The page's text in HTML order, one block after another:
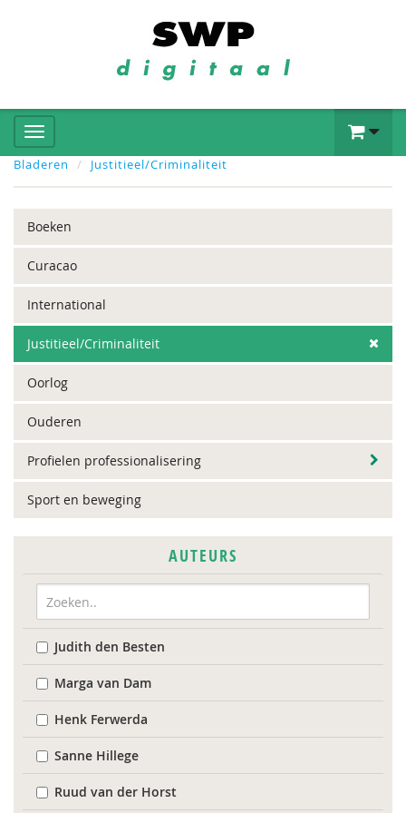
Bladeren Justitieel/Criminaliteit
Boeken
Curacao
International
Justitieel/Criminaliteit
Oorlog
Ouderen
Profielen professionalisering
Sport en beweging
AUTEURS
Judith den Besten
Marga van Dam
Henk Ferwerda
Sanne Hillege
Ruud van der Horst